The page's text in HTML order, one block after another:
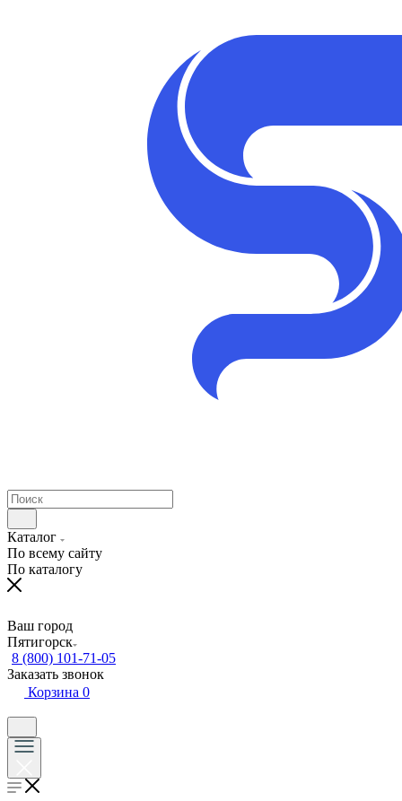
Каталог
По всему сайту
По каталогу
Ваш город
Пятигорск
8 (800) 101-71-05
Заказать звонок
Корзина 0